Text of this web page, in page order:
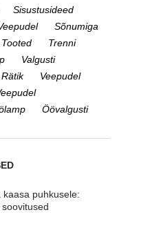
Sisustusideed
Sõnumiga
Trenni
Valgusti
Veepudel
Öövalgusti
kaasa puhkusele: